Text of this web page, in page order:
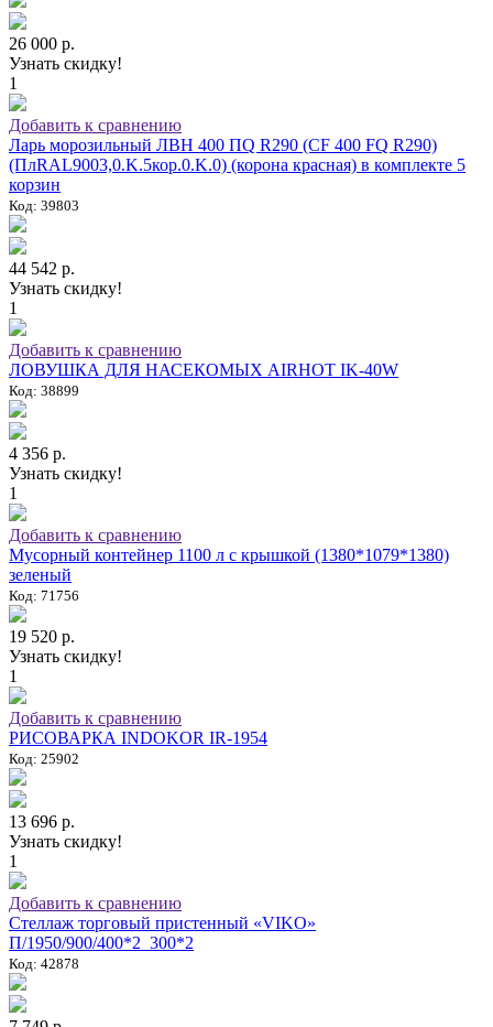
26 000 р.
Узнать скидку!
1
Добавить к сравнению
Ларь морозильный ЛВН 400 ПQ R290 (СF 400 FQ R290)
(ПлRAL9003,0.K.5кор.0.K.0) (корона красная) в комплекте 5
корзин
Код: 39803
44 542 р.
Узнать скидку!
1
Добавить к сравнению
ЛОВУШКА ДЛЯ НАСЕКОМЫХ AIRHOT IK-40W
Код: 38899
4 356 р.
Узнать скидку!
1
Добавить к сравнению
Мусорный контейнер 1100 л с крышкой (1380*1079*1380)
зеленый
Код: 71756
19 520 р.
Узнать скидку!
1
Добавить к сравнению
РИСОВАРКА INDOKOR IR-1954
Код: 25902
13 696 р.
Узнать скидку!
1
Добавить к сравнению
Стеллаж торговый пристенный «VIKO»
П/1950/900/400*2_300*2
Код: 42878